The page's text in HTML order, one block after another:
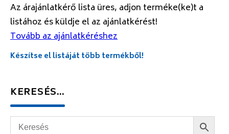
Az árajánlatkérő lista üres, adjon terméke(ke)t a
listához és küldje el az ajánlatkérést!
Tovább az ajánlatkéréshez
Készítse el listáját több termékből!
KERESÉS…